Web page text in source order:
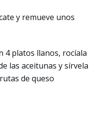
y remueve unos
4 platos llanos, rocíala
las aceitunas y sírvela
de queso